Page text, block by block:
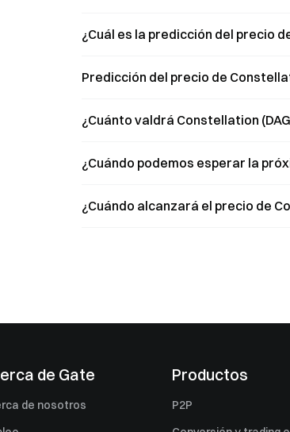
¿Cuál es la predicción del precio
Predicción del precio de
¿Cuánto valdrá Constellation
¿Cuándo podemos esperar la
¿Cuándo alcanzará el precio de
de Gate
de nosotros
Productos
P2P